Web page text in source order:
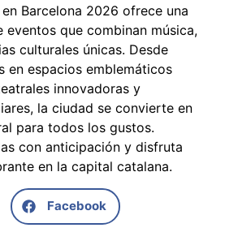
Barcelona 2026 ofrece una
eventos que combinan música,
culturales únicas. Desde
en espacios emblemáticos
innovadoras y
la ciudad se convierte en
para todos los gustos.
con anticipación y disfruta
en la capital catalana.
Facebook